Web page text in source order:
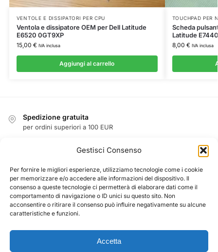
Gestisci Consenso
Per fornire le migliori esperienze, utilizziamo tecnologie come i cookie
per memorizzare e/o accedere alle informazioni del dispositivo. Il
consenso a queste tecnologie ci permetterà di elaborare dati come il
comportamento di navigazione o ID unici su questo sito. Non
acconsentire o ritirare il consenso può influire negativamente su alcune
caratteristiche e funzioni.
Accetta
VENTOLE E DISSIPATORI PER CPU
Ventola e dissipatore OEM per Dell Latitude
E6520 0GT9XP
15,00 € IVA inclusa
Aggiungi al carrello
TOUCHPAD PER
Scheda
Latitude
8,00 € IVA inclusa
Spedizione gratuita
per ordini superiori a 100 EUR
garanzia di rimborso
Garanzia
1 anno di garanzia su tutti i prodotti
Pagamento sicuro garantito
PayPal / MasterCard / Visa